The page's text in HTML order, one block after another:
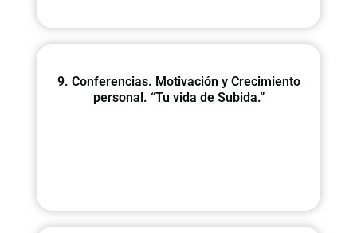
9. Conferencias. Motivación y Crecimiento
personal. “Tu vida de Subida.”